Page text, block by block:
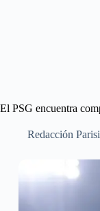
El PSG encuentra
Redacción